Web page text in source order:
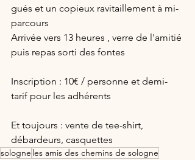
gués et un copieux ravitaillement à mi-
parcours
Arrivée vers 13 heures , verre de l'amitié
puis repas sorti des fontes
Inscription : 10€ / personne et demi-
tarif pour les adhérents
Et toujours : vente de tee-shirt,
débardeurs, casquettes
sologne les amis des chemins de sologne